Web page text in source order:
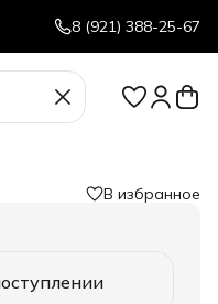
8 (921) 388-25-67
В избранное